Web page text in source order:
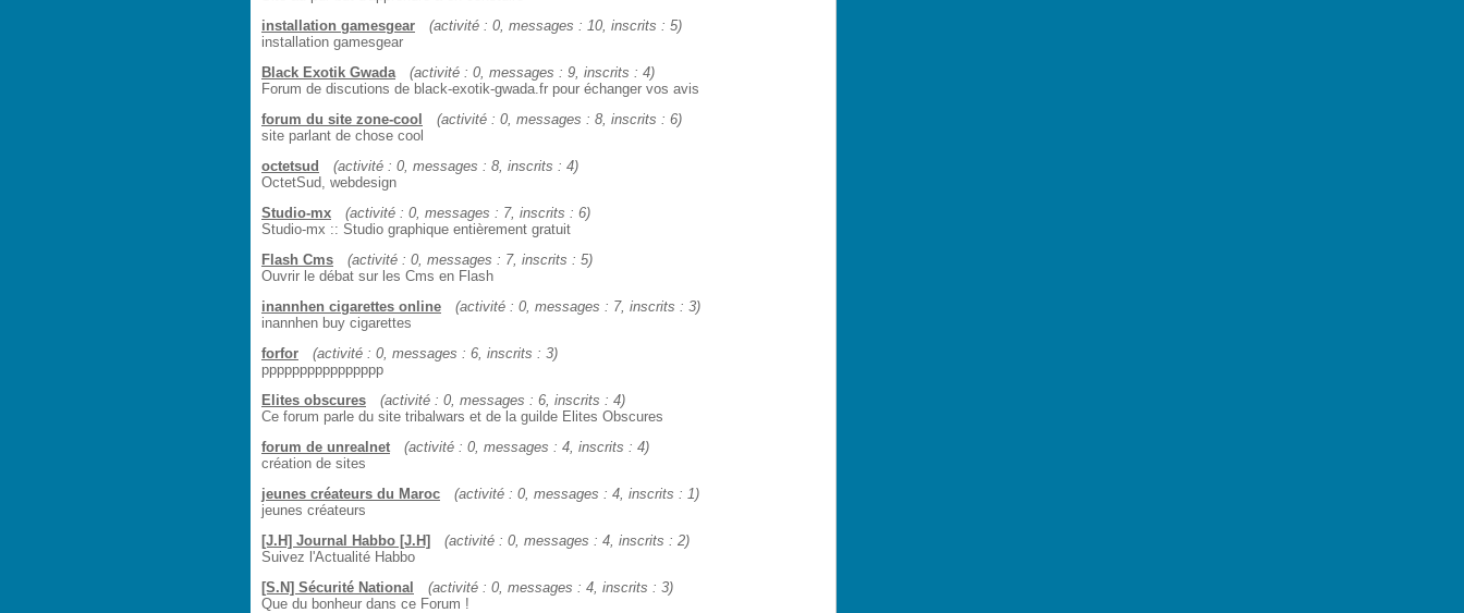
installation gamesgear
(activité : 0, messages : 10, inscrits : 5)
installation gamesgear
Black Exotik Gwada
(activité : 0, messages : 9, inscrits : 4)
Forum de discutions de black-exotik-gwada.fr pour échanger vos avis
forum du site zone-cool
(activité : 0, messages : 8, inscrits : 6)
site parlant de chose cool
octetsud
(activité : 0, messages : 8, inscrits : 4)
OctetSud, webdesign
Studio-mx
(activité : 0, messages : 7, inscrits : 6)
Studio-mx :: Studio graphique entièrement gratuit
Flash Cms
(activité : 0, messages : 7, inscrits : 5)
Ouvrir le débat sur les Cms en Flash
inannhen cigarettes online
(activité : 0, messages : 7, inscrits : 3)
inannhen buy cigarettes
forfor
(activité : 0, messages : 6, inscrits : 3)
pppppppppppppppp
Elites obscures
(activité : 0, messages : 6, inscrits : 4)
Ce forum parle du site tribalwars et de la guilde Elites Obscures
forum de unrealnet
(activité : 0, messages : 4, inscrits : 4)
création de sites
jeunes créateurs du Maroc
(activité : 0, messages : 4, inscrits : 1)
jeunes créateurs
[J.H] Journal Habbo [J.H]
(activité : 0, messages : 4, inscrits : 2)
Suivez l'Actualité Habbo
[S.N] Sécurité National
(activité : 0, messages : 4, inscrits : 3)
Que du bonheur dans ce Forum !